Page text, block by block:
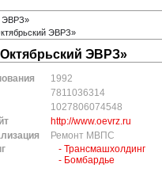
ЭВРЗ»
ЭВРЗ»
ЭВРЗ»
1992
7811036314
1027806074548
http://www.oevrz.ru
Ремонт МВПС
- Трансмашхолдинг
- Бомбардье